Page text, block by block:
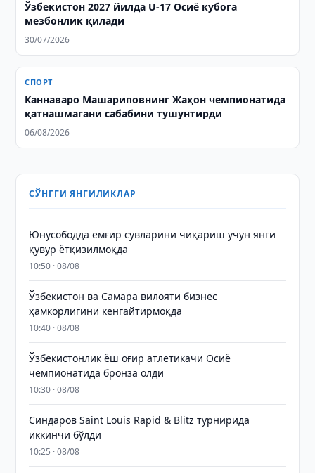
Ўзбекистон 2027 йилда U-17 Осиё кубога
мезбонлик қилади
30/07/2026
СПОРТ
Каннаваро Машариповнинг Жаҳон чемпионатида
қатнашмагани сабабини тушунтирди
06/08/2026
СЎНГГИ ЯНГИЛИКЛАР
Юнусободда ёмғир сувларини чиқариш учун янги
қувур ётқизилмоқда
10:50 · 08/08
Ўзбекистон ва Самара вилояти бизнес
ҳамкорлигини кенгайтирмоқда
10:40 · 08/08
Ўзбекистонлик ёш оғир атлетикачи Осиё
чемпионатида бронза олди
10:30 · 08/08
Синдаров Saint Louis Rapid & Blitz турнирида
иккинчи бўлди
10:25 · 08/08